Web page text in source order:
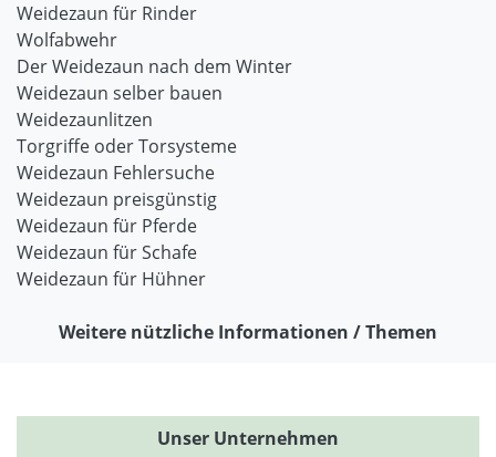
Weidezaun für Rinder
Wolfabwehr
Der Weidezaun nach dem Winter
Weidezaun selber bauen
Weidezaunlitzen
Torgriffe oder Torsysteme
Weidezaun Fehlersuche
Weidezaun preisgünstig
Weidezaun für Pferde
Weidezaun für Schafe
Weidezaun für Hühner
Weitere nützliche Informationen / Themen
Unser Unternehmen